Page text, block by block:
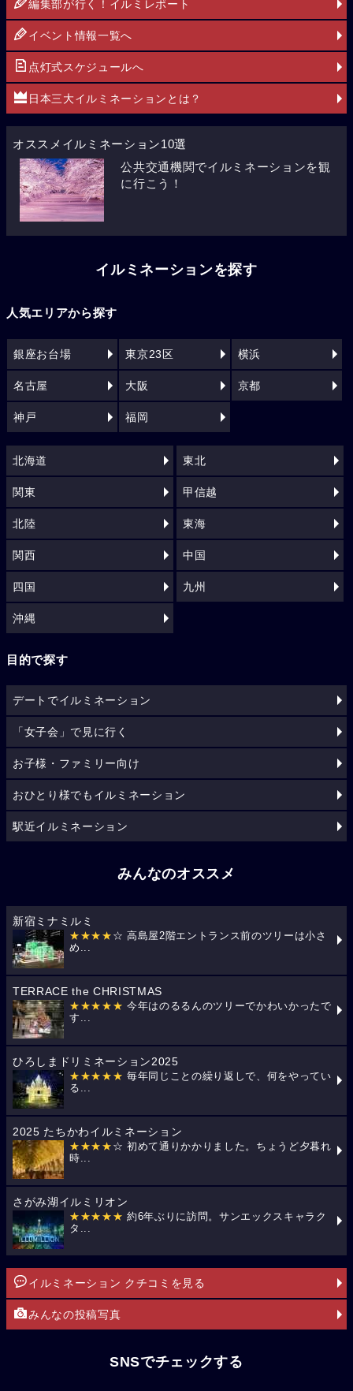
編集部が行く！イルミレポート
イベント情報一覧へ
点灯式スケジュールへ
日本三大イルミネーションとは？
オススメイルミネーション10選
公共交通機関でイルミネーションを観
に行こう！
イルミネーションを探す
人気エリアから探す
銀座お台場 東京23区 横浜
名古屋 大阪 京都
神戸 福岡
北海道 東北
関東 甲信越
北陸 東海
関西 中国
四国 九州
沖縄
目的で探す
デートでイルミネーション
「女子会」で見に行く
お子様・ファミリー向け
おひとり様でもイルミネーション
駅近イルミネーション
みんなのオススメ
新宿ミナミルミ
★★★★ ☆ 高島屋2階エントランス前のツリーは小さ
め...
TERRACE the CHRISTMAS
★★★★★ 今年はのるるんのツリーでかわいかったで
す...
ひろしまドリミネーション2025
★★★★★ 毎年同じことの繰り返しで、何をやってい
る...
2025 たちかわイルミネーション
★★★★ ☆ 初めて通りかかりました。ちょうど夕暮れ
時...
さがみ湖イルミリオン
★★★★★ 約6年ぶりに訪問。サンエックスキャラク
タ...
イルミネーション クチコミを見る
みんなの投稿写真
SNSでチェックする